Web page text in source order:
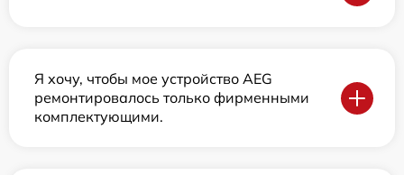
Я хочу, чтобы мое устройство AEG
ремонтировалось только фирменными
комплектующими.